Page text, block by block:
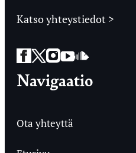
Katso yhteystiedot >
Facebook
Twitter
Instagram
YouTube
SoundCloud
Navigaatio
Ota yhteyttä